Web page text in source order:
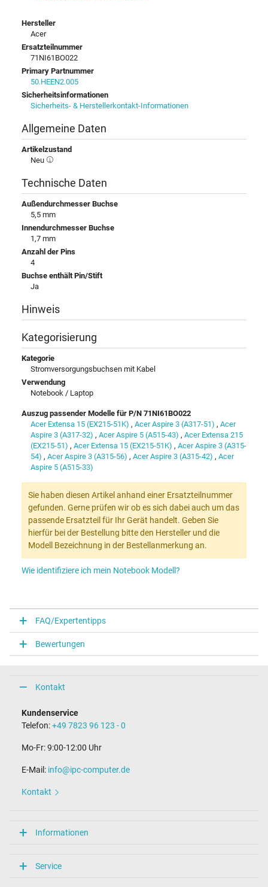
Hersteller
Acer
Ersatzteilnummer
71NI61BO022
Primary Partnummer
50.HEEN2.005
Sicherheitsinformationen
Sicherheits- & Herstellerkontakt-Informationen
Allgemeine Daten
Artikelzustand
Neu
Technische Daten
Außendurchmesser Buchse
5,5 mm
Innendurchmesser Buchse
1,7 mm
Anzahl der Pins
4
Buchse enthält Pin/Stift
Ja
Hinweis
Kategorisierung
Kategorie
Stromversorgungsbuchsen mit Kabel
Verwendung
Notebook / Laptop
Auszug passender Modelle für P/N 71NI61BO022
Acer Extensa 15 (EX215-51K) , Acer Aspire 3 (A317-51) , Acer
Aspire 3 (A317-32) , Acer Aspire 5 (A515-43) , Acer Extensa 215
(EX215-51) , Acer Extensa 15 (EX215-51K) , Acer Aspire 3 (A315-
54) , Acer Aspire 3 (A315-56) , Acer Aspire 3 (A315-42) , Acer
Aspire 5 (A515-33)
Sie haben diesen Artikel anhand einer Ersatzteilnummer
gefunden. Gerne prüfen wir ob es sich dabei auch um das
passende Ersatzteil für Ihr Gerät handelt. Geben Sie
hierfür bei der Bestellung bitte den Hersteller und die
Modell Bezeichnung in der Bestellanmerkung an.
Wie identifiziere ich mein Notebook Modell?
FAQ/Expertentipps
Bewertungen
Kontakt
Kundenservice
Telefon:+49 7823 96 123 - 0
Mo-Fr: 9:00-12:00 Uhr
E-Mail: info@ipc-computer.de
Kontakt
Informationen
Service